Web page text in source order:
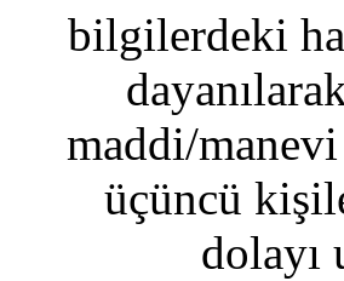
bilgilerdeki
maddi/
üçüncü
dolayı